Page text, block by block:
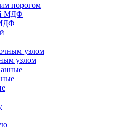
порогом
узлом